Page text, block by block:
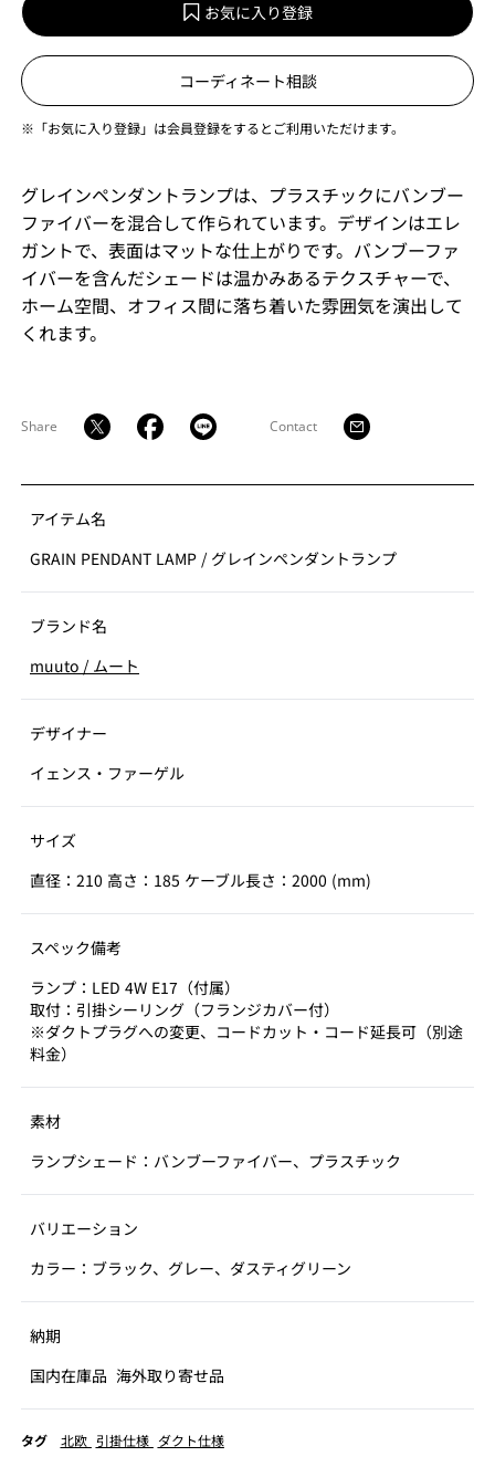
お気に入り登録
コーディネート相談
※「お気に入り登録」は会員登録をするとご利用いただけます。
グレインペンダントランプは、プラスチックにバンブー
ファイバーを混合して作られています。デザインはエレ
ガントで、表面はマットな仕上がりです。バンブーファ
イバーを含んだシェードは温かみあるテクスチャーで、
ホーム空間、オフィス間に落ち着いた雰囲気を演出して
くれます。
Share Contact
アイテム名
GRAIN PENDANT LAMP / グレインペンダントランプ
ブランド名
muuto / ムート
デザイナー
イェンス・ファーゲル
サイズ
直径：210 高さ：185 ケーブル長さ：2000 (mm)
スペック備考
ランプ：LED 4W E17（付属）
取付：引掛シーリング（フランジカバー付）
※ダクトプラグへの変更、コードカット・コード延長可（別途
料金）
素材
ランプシェード：バンブーファイバー、プラスチック
バリエーション
カラー：ブラック、グレー、ダスティグリーン
納期
国内在庫品 海外取り寄せ品
タグ 北欧 引掛仕様 ダクト仕様